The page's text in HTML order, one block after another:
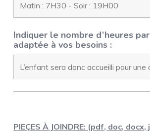
Indiquer le nombre d’heures
adaptée à vos besoins :
PIEÇES À JOINDRE: (pdf, doc, docx,